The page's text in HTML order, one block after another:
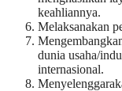
keahliannya.
Melaksanakan
dunia usaha/
internasional.